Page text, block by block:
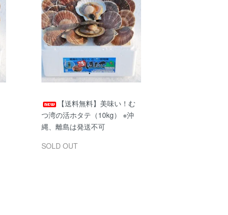
【送料無料】美味い！む
つ湾の活ホタテ（10kg） ※沖
縄、離島は発送不可
SOLD OUT